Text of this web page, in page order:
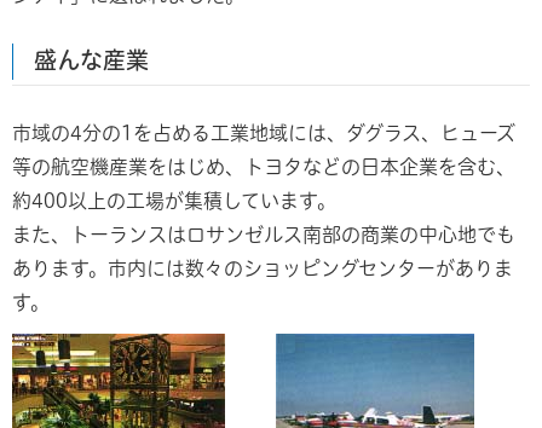
盛んな産業
市域の4分の1を占める工業地域には、ダグラス、ヒューズ
等の航空機産業をはじめ、トヨタなどの日本企業を含む、
約400以上の工場が集積しています。
また、トーランスはロサンゼルス南部の商業の中心地でも
あります。市内には数々のショッピングセンターがありま
す。